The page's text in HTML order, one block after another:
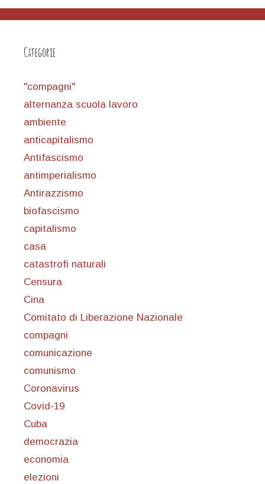
Categorie
"compagni"
alternanza scuola lavoro
ambiente
anticapitalismo
Antifascismo
antimperialismo
Antirazzismo
biofascismo
capitalismo
casa
catastrofi naturali
Censura
Cina
Comitato di Liberazione Nazionale
compagni
comunicazione
comunismo
Coronavirus
Covid-19
Cuba
democrazia
economia
elezioni